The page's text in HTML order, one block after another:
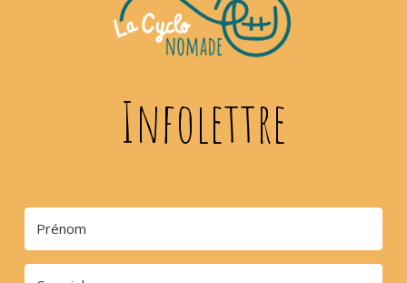
Infolettre